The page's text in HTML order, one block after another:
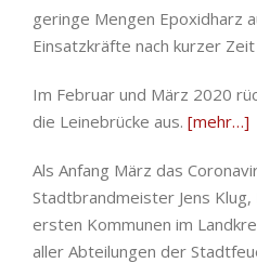
geringe Mengen Epoxidharz
Einsatzkräfte nach kurzer
Im Februar und März 2020
die Leinebrücke aus. [mehr…]
Als Anfang März das
Stadtbrandmeister Jens
ersten Kommunen im
aller Abteilungen der